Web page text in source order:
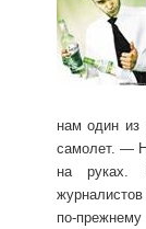
нам один из
самолет. —
на руках.
по-прежнему